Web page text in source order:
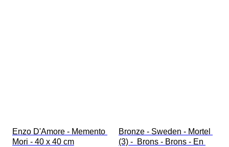
Enzo D'Amore - Memento
Mori - 40 x 40 cm
Bronze - Sweden - Mortel
(3) -  Brons - Brons - En